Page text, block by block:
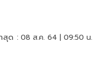
สุด : 08 ส.ค. 64 | 09:50 น.